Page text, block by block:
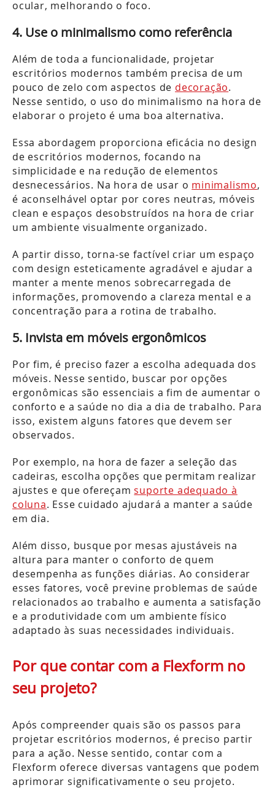
ocular, melhorando o foco.
4. Use o minimalismo como referência
Além de toda a funcionalidade, projetar
escritórios modernos também precisa de um
pouco de zelo com aspectos de decoração.
Nesse sentido, o uso do minimalismo na hora de
elaborar o projeto é uma boa alternativa.
Essa abordagem proporciona eficácia no design
de escritórios modernos, focando na
simplicidade e na redução de elementos
desnecessários. Na hora de usar o minimalismo,
é aconselhável optar por cores neutras, móveis
clean e espaços desobstruídos na hora de criar
um ambiente visualmente organizado.
A partir disso, torna-se factível criar um espaço
com design esteticamente agradável e ajudar a
manter a mente menos sobrecarregada de
informações, promovendo a clareza mental e a
concentração para a rotina de trabalho.
5. Invista em móveis ergonômicos
Por fim, é preciso fazer a escolha adequada dos
móveis. Nesse sentido, buscar por opções
ergonômicas são essenciais a fim de aumentar o
conforto e a saúde no dia a dia de trabalho. Para
isso, existem alguns fatores que devem ser
observados.
Por exemplo, na hora de fazer a seleção das
cadeiras, escolha opções que permitam realizar
ajustes e que ofereçamsuporte adequado à
coluna. Esse cuidado ajudará a manter a saúde
em dia.
Além disso, busque por mesas ajustáveis na
altura para manter o conforto de quem
desempenha as funções diárias. Ao considerar
esses fatores, você previne problemas de saúde
relacionados ao trabalho e aumenta a satisfação
e a produtividade com um ambiente físico
adaptado às suas necessidades individuais.
Por que contar com a Flexform no
seu projeto?
Após compreender quais são os passos para
projetar escritórios modernos, é preciso partir
para a ação. Nesse sentido, contar com a
Flexform oferece diversas vantagens que podem
aprimorar significativamente o seu projeto.